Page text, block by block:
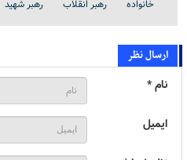
خانواده رهبر انقلاب رهبر شهید
ارسال نظر
نام *
ایمیل